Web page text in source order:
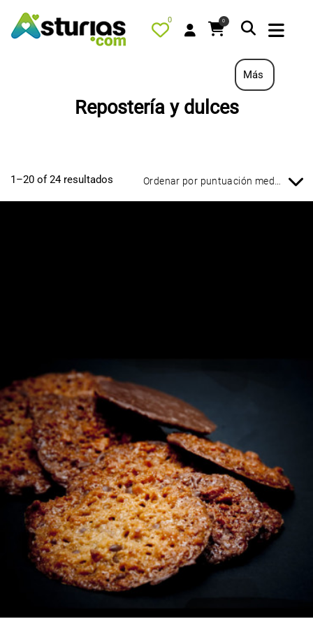
0 0
ALOJAMIENTOS
RESTAURANTES
CONSERVAS, PATÉS Y PLATOS
COCINADOS
SIDRA
VINOS
CERVEZAS ARTESANAS
REPOSTERÍA Y DULCES
ARROZ CON LECHE
LICORES / DESTILADOS
LIBROS
DECORACIÓN
Más
Repostería y dulces
1–20 of 24 resultados